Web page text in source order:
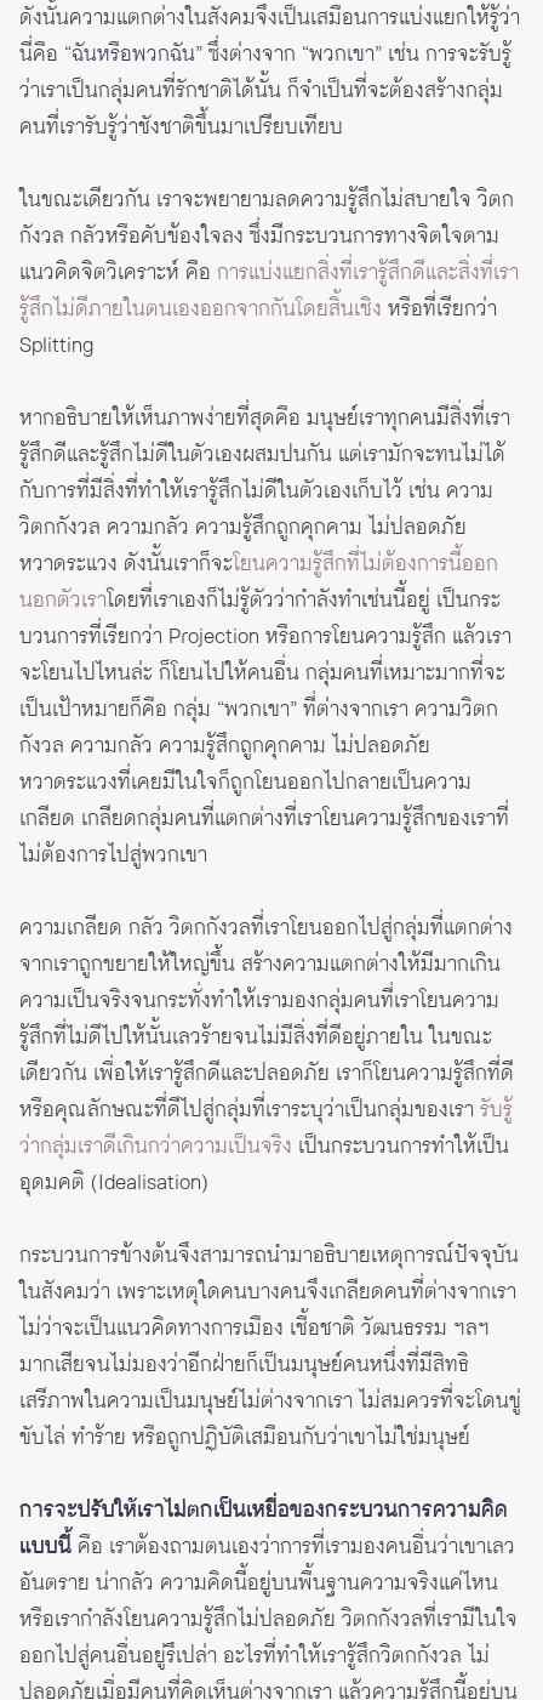
ดังนั้นความแตกต่างในสังคมจึงเป็นเสมือนการแบ่งแยกให้รู้ว่า
นี่คือ “ฉันหรือพวกฉัน”ซึ่งต่างจาก “พวกเขา” เช่น การจะรับรู้
ว่าเราเป็นกลุ่มคนที่รักชาติได้นั้น ก็จำเป็นที่จะต้องสร้างกลุ่ม
คนที่เรารับรู้ว่าชังชาติขึ้นมาเปรียบเทียบ
ในขณะเดียวกัน เราจะพยายามลดความรู้สึกไม่สบายใจ วิตก
กังวล กลัวหรือคับข้องใจลง ซึ่งมีกระบวนการทางจิตใจตาม
แนวคิดจิตวิเคราะห์ คือ การแบ่งแยกสิ่งที่เรารู้สึกดีและสิ่งที่เรา
รู้สึกไม่ดีภายในตนเองออกจากกันโดยสิ้นเชิง หรือที่เรียกว่า
Splitting
หากอธิบายให้เห็นภาพง่ายที่สุดคือ มนุษย์เราทุกคนมีสิ่งที่เรา
รู้สึกดีและรู้สึกไม่ดีในตัวเองผสมปนกัน แต่เรามักจะทนไม่ได้
กับการที่มีสิ่งที่ทำให้เรารู้สึกไม่ดีในตัวเองเก็บไว้ เช่น ความ
วิตกกังวล ความกลัว ความรู้สึกถูกคุกคาม ไม่ปลอดภัย
หวาดระแวง ดังนั้นเราก็จะโยนความรู้สึกที่ไม่ต้องการนี้ออก
นอกตัวเราโดยที่เราเองก็ไม่รู้ตัวว่ากำลังทำเช่นนี้อยู่ เป็นกระ
บวนการที่เรียกว่า Projection หรือการโยนความรู้สึก แล้วเรา
จะโยนไปไหนล่ะ ก็โยนไปให้คนอื่น กลุ่มคนที่เหมาะมากที่จะ
เป็นเป้าหมายก็คือ กลุ่ม “พวกเขา” ที่ต่างจากเรา ความวิตก
กังวล ความกลัว ความรู้สึกถูกคุกคาม ไม่ปลอดภัย
หวาดระแวงที่เคยมีในใจก็ถูกโยนออกไปกลายเป็นความ
เกลียด เกลียดกลุ่มคนที่แตกต่างที่เราโยนความรู้สึกของเราที่
ไม่ต้องการไปสู่พวกเขา
ความเกลียด กลัว วิตกกังวลที่เราโยนออกไปสู่กลุ่มที่แตกต่าง
จากเราถูกขยายให้ใหญ่ขึ้น สร้างความแตกต่างให้มีมากเกิน
ความเป็นจริงจนกระทั่งทำให้เรามองกลุ่มคนที่เราโยนความ
รู้สึกที่ไม่ดีไปให้นั้นเลวร้ายจนไม่มีสิ่งที่ดีอยู่ภายใน ในขณะ
เดียวกัน เพื่อให้เรารู้สึกดีและปลอดภัย เราก็โยนความรู้สึกที่ดี
หรือคุณลักษณะที่ดีไปสู่กลุ่มที่เราระบุว่าเป็นกลุ่มของเรา รับรู้
ว่ากลุ่มเราดีเกินกว่าความเป็นจริง เป็นกระบวนการทำให้เป็น
อุดมคติ (Idealisation)
กระบวนการข้างต้นจึงสามารถนำมาอธิบายเหตุการณ์ปัจจุบัน
ในสังคมว่า เพราะเหตุใดคนบางคนจึงเกลียดคนที่ต่างจากเรา
ไม่ว่าจะเป็นแนวคิดทางการเมือง เชื้อชาติ วัฒนธรรม ฯลฯ
มากเสียจนไม่มองว่าอีกฝ่ายก็เป็นมนุษย์คนหนึ่งที่มีสิทธิ
เสรีภาพในความเป็นมนุษย์ไม่ต่างจากเรา ไม่สมควรที่จะโดนขู่
ขับไล่ ทำร้าย หรือถูกปฏิบัติเสมือนกับว่าเขาไม่ใช่มนุษย์
การจะปรับให้เราไม่ตกเป็นเหยื่อของกระบวนการความคิด
แบบนี้ คือ เราต้องถามตนเองว่าการที่เรามองคนอื่นว่าเขาเลว
อันตราย น่ากลัว ความคิดนี้อยู่บนพื้นฐานความจริงแค่ไหน
หรือเรากำลังโยนความรู้สึกไม่ปลอดภัย วิตกกังวลที่เรามีในใจ
ออกไปสู่คนอื่นอยู่รึเปล่า อะไรที่ทำให้เรารู้สึกวิตกกังวล ไม่
ปลอดภัยเมื่อมีคนที่คิดเห็นต่างจากเรา แล้วความรู้สึกนี้อยู่บน